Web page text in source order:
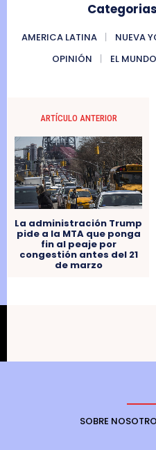
AMERICA LATINA NUEVA
OPINIÓN
EL MUNDO
ARTÍCULO ANTERIOR
La administración Trump
pide a la MTA que ponga
fin al peaje por
congestión antes del 21
de marzo
SOBRE